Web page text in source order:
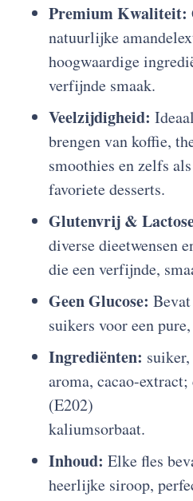
Premium Kwaliteit:
natuurlijke
hoogwaardige
verfijnde smaak.
Veelzijdigheid:
brengen van koffie,
smoothies en zelfs
favoriete desserts.
Glutenvrij &
diverse dieetwensen
die een verfijnde,
Geen Glucose:
suikers voor een
Ingrediënten:
aroma, cacao-
(E202)
kaliumsorbaat.
Inhoud:Elke fles
heerlijke siroop,